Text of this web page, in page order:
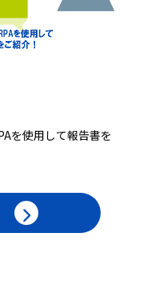
を使用して報告書を